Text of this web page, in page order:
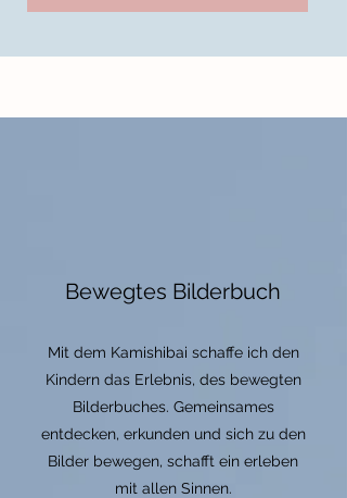
Bewegtes Bilderbuch
Mit dem Kamishibai schaffe ich den
Kindern das Erlebnis, des bewegten
Bilderbuches. Gemeinsames
entdecken, erkunden und sich zu den
Bilder bewegen, schafft ein erleben
mit allen Sinnen.